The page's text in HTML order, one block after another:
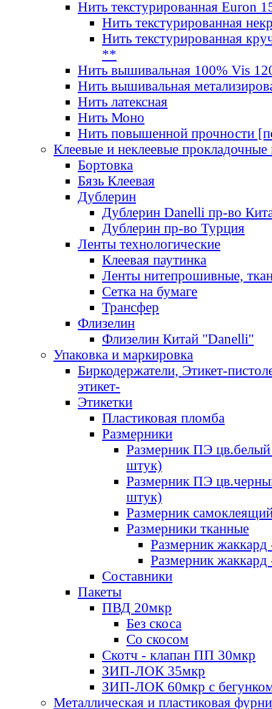
Нить текстурированная Euron
Нить текстурированная
Нить текстурированная
**
Нить вышивальная 100% Vis
Нить вышивальная
Нить латексная
Нить Моно
Нить повышенной прочности
Клеевые и неклеевые прокладочные
Бортовка
Бязь Клеевая
Дублерин
Дублерин Danelli пр-во
Дублерин пр-во Турция
Ленты технологические
Клеевая паутинка
Ленты нитепрошивные,
Сетка на бумаге
Трансфер
Флизелин
Флизелин Китай "Danelli"
Упаковка и маркировка
Биркодержатели, Этикет-
этикет-
Этикетки
Пластиковая пломба
Размерники
Размерник ПЭ цв.белый
штук)
Размерник ПЭ
штук)
Размерник
Размерники тканные
Размерник
Размерник
Составники
Пакеты
ПВД 20мкр
Без скоса
Со скосом
Скотч - клапан ПП 30мкр
ЗИП-ЛОК 35мкр
ЗИП-ЛОК 60мкр с
Металлическая и пластиковая